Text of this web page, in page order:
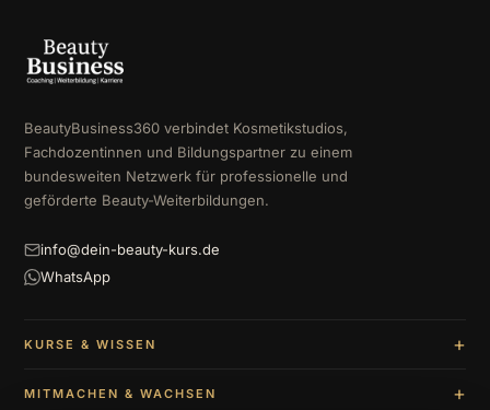
BeautyBusiness360 verbindet Kosmetikstudios,
Fachdozentinnen und Bildungspartner zu einem
bundesweiten Netzwerk für professionelle und
geförderte Beauty-Weiterbildungen.
info@dein-beauty-kurs.de
WhatsApp
KURSE & WISSEN
MITMACHEN & WACHSEN